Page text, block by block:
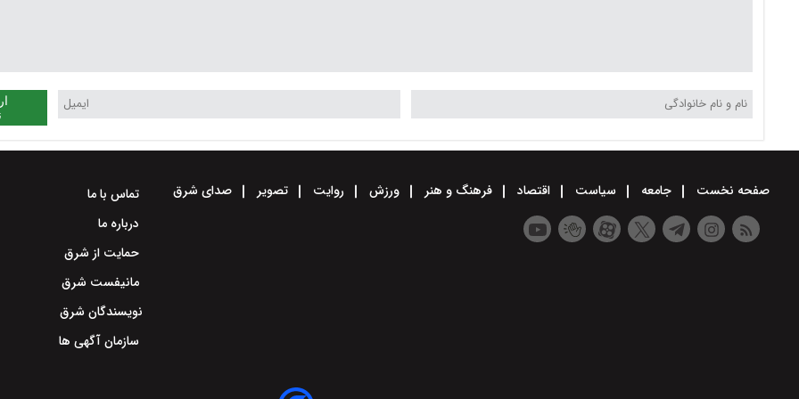
صفحه نخست جامعه سیاست اقتصاد فرهنگ و هنر ورزش روایت تصویر صدای شرق
تماس با ما
درباره ما
حمایت از شرق
مانیفست شرق
نویسندگان شرق
سازمان آگهی ها